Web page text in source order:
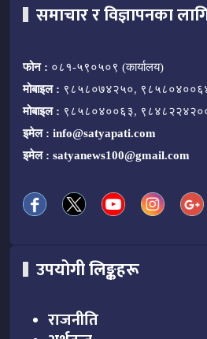
समाचार र विज्ञापनका
फोन : ०८१-५९०५०९ (कार्यालय)
मोबाइल : ९८५८०७४२५०, ९८५८०४००६४
मोबाइल : ९८५८०४००६३, ९८४८२२४२००
इमेल : info@satyapati.com
इमेल : satyanews100@gmail.com
उपयोगी लिङ्कहरू
राजनीति